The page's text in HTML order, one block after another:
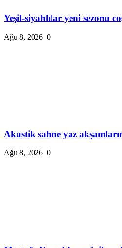
Yeşil-siyahlılar yeni sezonu
Ağu 8, 2026 0
Akustik sahne yaz
Ağu 8, 2026 0